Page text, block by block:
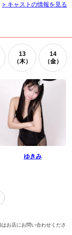
> キャストの情報を見る
13
（木）
14
（金）
ゆきみ
お店にお問い合わせくださ